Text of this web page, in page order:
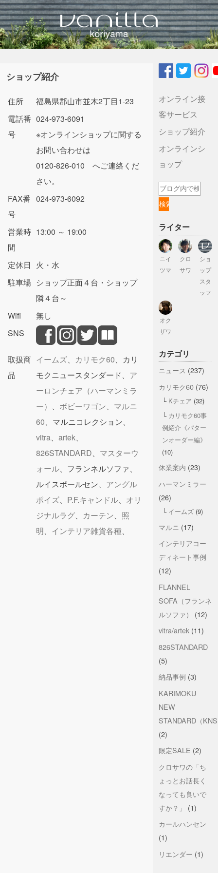
ショップ紹介
住所
福島県郡山市並木2丁目1-23
電話番
号
024-973-6091
※オンラインショップに関する
お問い合わせは
0120-826-010 へご連絡くだ
さい。
FAX番
号
024-973-6092
営業時
間
13:00 ～ 19:00
定休日 火・水
駐車場 ショップ正面４台・ショップ
隣４台～
Wifi
無し
SNS
取扱商
品
イームズ、 カリモク60、カリ
モクニュースタンダード、 ア
ーロンチェア（ハーマンミラ
ー） 、 ボビーワゴン、 マルニ
60、マルニコレクション、
vitra、artek、
826STANDARD、 マスターウ
ォール、フランネルソファ、
ルイスポールセン、 アングル
ポイズ、 P.F.キャンドル、 オリ
ジナルラグ、 カーテン、 照
明、 インテリア雑貨各種、
オンライン接
客サービス
ショップ紹介
オンラインシ
ョップ
ライター
ニイ
ツマ
クロ
サワ
ショ
ップ
スタ
ッフ
オク
ザワ
カテゴリ
ニュース (237)
カリモク60(76)
Kチェア (32)
カリモク60事
例紹介《パター
ンオーダー編》
(10)
休業案内 (23)
ハーマンミラー
(26)
イームズ(9)
マルニ (17)
インテリアコー
ディネート事例
(12)
FLANNEL
SOFA（フランネ
ルソファ）
(12)
vitra/artek(11)
826STANDARD
(5)
納品事例 (3)
KARIMOKU
NEW
STANDARD（
(2)
限定SALE (2)
クロサワの「ち
ょっとお話長く
なっても良いで
すか？」
(1)
カールハンセン
(1)
リエンダー (1)